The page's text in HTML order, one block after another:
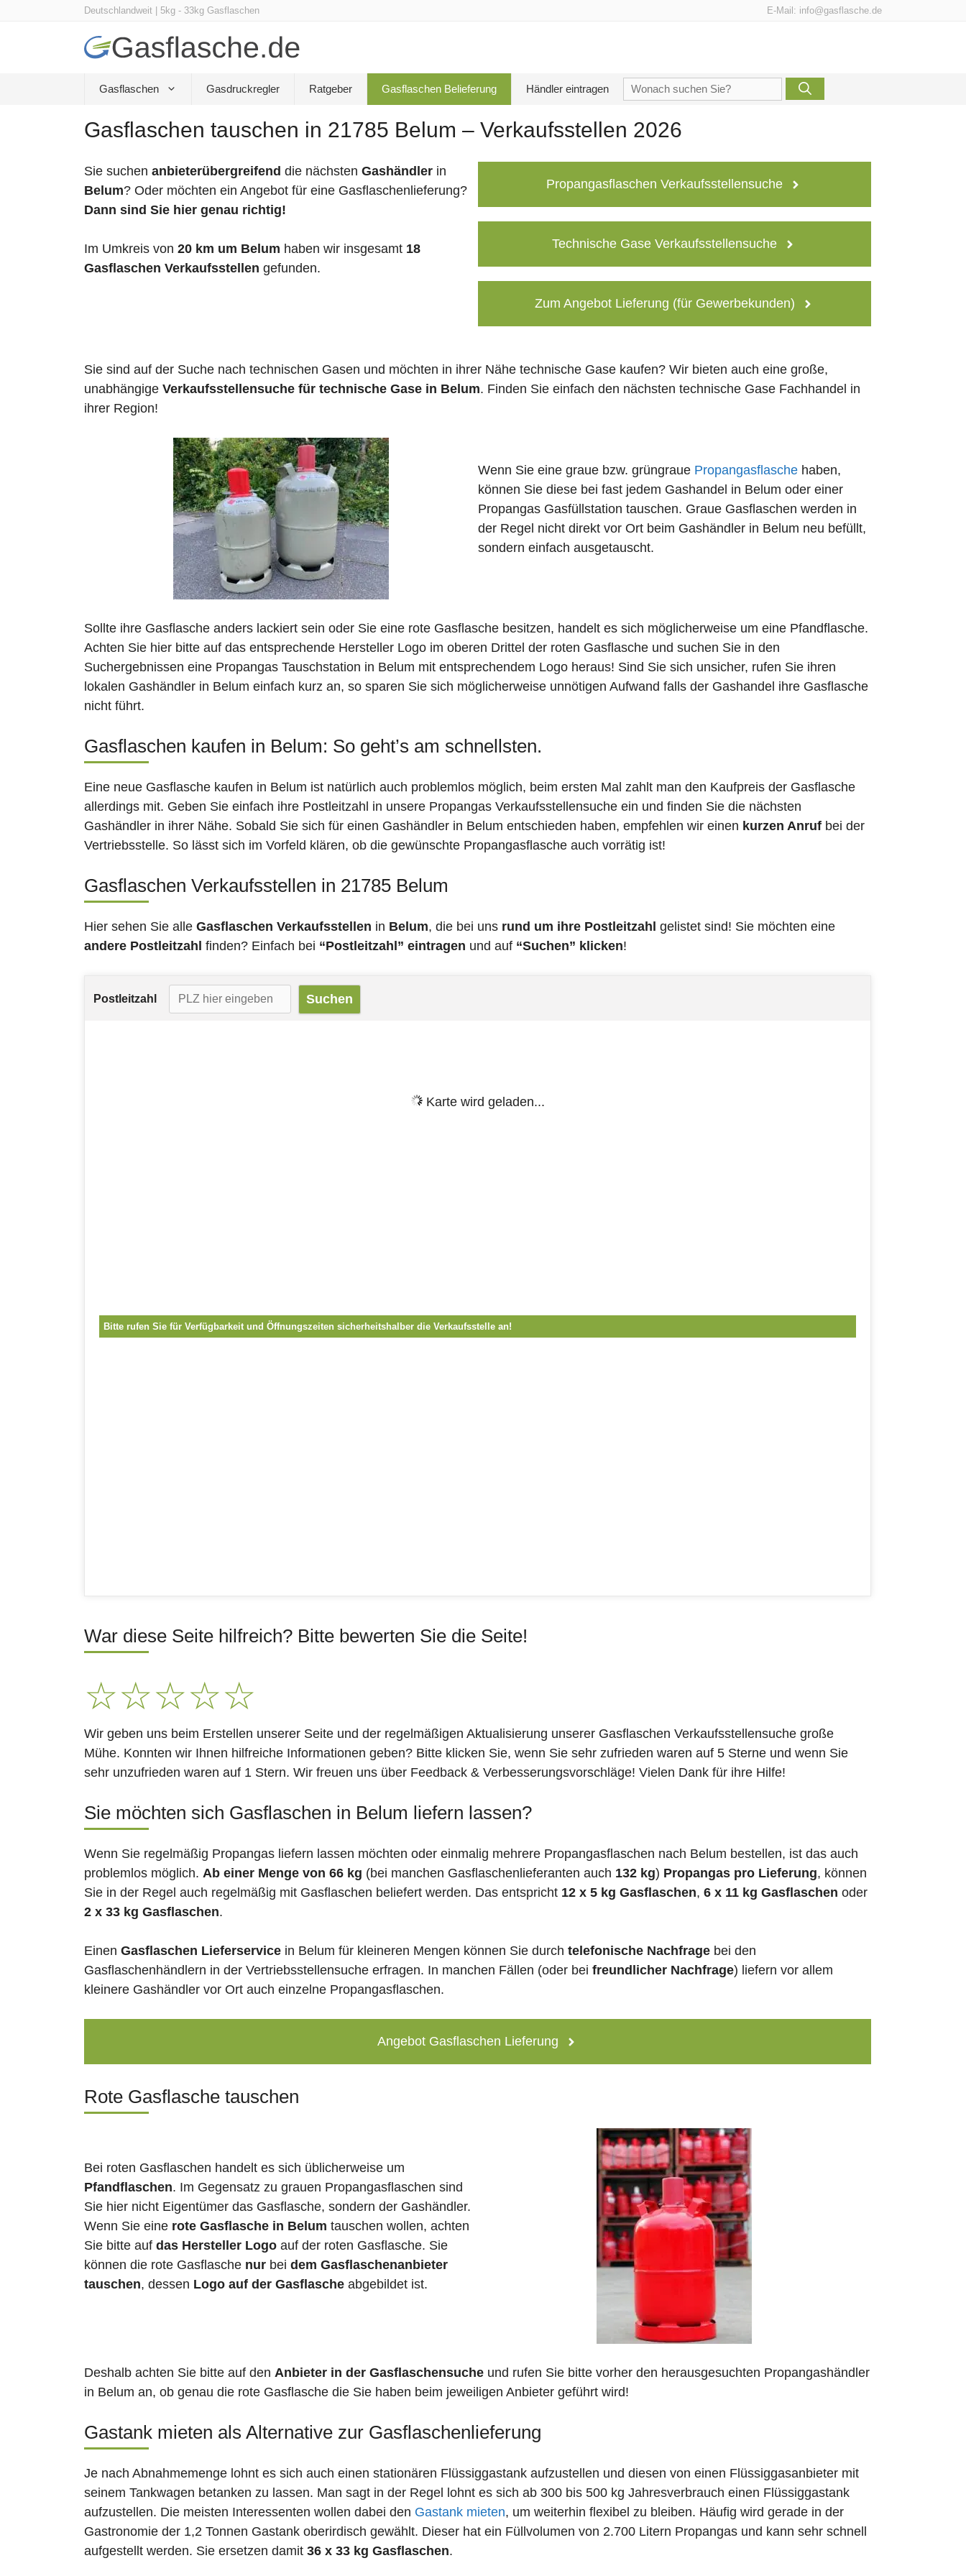
E-Mail: info@gasflasche.de
Deutschlandweit | 5kg - 33kg Gasflaschen
Gasflaschen Gasdruckregler Ratgeber Gasflaschen Belieferung Händler eintragen
Suche
Gasflaschen tauschen in 21785 Belum – Verkaufsstellen 2026
Sie suchen anbieterübergreifend die nächsten Gashändler in
Belum? Oder möchten ein Angebot für eine Gasflaschenlieferung?
Dann sind Sie hier genau richtig!
Im Umkreis von 20 km um Belum haben wir insgesamt 18
Gasflaschen Verkaufsstellen gefunden.
Propangasflaschen Verkaufsstellensuche
Technische Gase Verkaufsstellensuche
Zum Angebot Lieferung (für Gewerbekunden)
Sie sind auf der Suche nach technischen Gasen und möchten in ihrer Nähe technische Gase kaufen? Wir bieten auch eine große,
unabhängige Verkaufsstellensuche für technische Gase in Belum. Finden Sie einfach den nächsten technische Gase Fachhandel in
ihrer Region!
Wenn Sie eine graue bzw. grüngraue Propangasflaschehaben,
können Sie diese bei fast jedem Gashandel in Belum oder einer
Propangas Gasfüllstation tauschen. Graue Gasflaschen werden in
der Regel nicht direkt vor Ort beim Gashändler in Belum neu befüllt,
sondern einfach ausgetauscht.
Sollte ihre Gasflasche anders lackiert sein oder Sie eine rote Gasflasche besitzen, handelt es sich möglicherweise um eine Pfandflasche.
Achten Sie hier bitte auf das entsprechende Hersteller Logo im oberen Drittel der roten Gasflasche und suchen Sie in den
Suchergebnissen eine Propangas Tauschstation in Belum mit entsprechendem Logo heraus! Sind Sie sich unsicher, rufen Sie ihren
lokalen Gashändler in Belum einfach kurz an, so sparen Sie sich möglicherweise unnötigen Aufwand falls der Gashandel ihre Gasflasche
nicht führt.
Gasflaschen kaufen in Belum: So geht’s am schnellsten.
Eine neue Gasflasche kaufen in Belum ist natürlich auch problemlos möglich, beim ersten Mal zahlt man den Kaufpreis der Gasflasche
allerdings mit. Geben Sie einfach ihre Postleitzahl in unsere Propangas Verkaufsstellensuche ein und finden Sie die nächsten
Gashändler in ihrer Nähe. Sobald Sie sich für einen Gashändler in Belum entschieden haben, empfehlen wir einen kurzen Anruf bei der
Vertriebsstelle. So lässt sich im Vorfeld klären, ob die gewünschte Propangasflasche auch vorrätig ist!
Gasflaschen Verkaufsstellen in 21785 Belum
Hier sehen Sie alle Gasflaschen Verkaufsstellen in Belum, die bei uns rund um ihre Postleitzahl gelistet sind! Sie möchten eine
andere Postleitzahl finden? Einfach bei “Postleitzahl” eintragen und auf “Suchen” klicken!
Postleitzahl
Karte wird geladen...
Bitte rufen Sie für Verfügbarkeit und Öffnungszeiten sicherheitshalber die Verkaufsstelle an!
War diese Seite hilfreich? Bitte bewerten Sie die Seite!
☆☆☆☆☆
Wir geben uns beim Erstellen unserer Seite und der regelmäßigen Aktualisierung unserer Gasflaschen Verkaufsstellensuche große
Mühe. Konnten wir Ihnen hilfreiche Informationen geben? Bitte klicken Sie, wenn Sie sehr zufrieden waren auf 5 Sterne und wenn Sie
sehr unzufrieden waren auf 1 Stern. Wir freuen uns über Feedback & Verbesserungsvorschläge! Vielen Dank für ihre Hilfe!
Sie möchten sich Gasflaschen in Belum liefern lassen?
Wenn Sie regelmäßig Propangas liefern lassen möchten oder einmalig mehrere Propangasflaschen nach Belum bestellen, ist das auch
problemlos möglich. Ab einer Menge von 66 kg (bei manchen Gasflaschenlieferanten auch 132 kg) Propangas pro Lieferung, können
Sie in der Regel auch regelmäßig mit Gasflaschen beliefert werden. Das entspricht 12 x 5 kg Gasflaschen, 6 x 11 kg Gasflaschen oder
2 x 33 kg Gasflaschen.
Einen Gasflaschen Lieferservice in Belum für kleineren Mengen können Sie durch telefonische Nachfrage bei den
Gasflaschenhändlern in der Vertriebsstellensuche erfragen. In manchen Fällen (oder bei freundlicher Nachfrage) liefern vor allem
kleinere Gashändler vor Ort auch einzelne Propangasflaschen.
Angebot Gasflaschen Lieferung
Rote Gasflasche tauschen
Bei roten Gasflaschen handelt es sich üblicherweise um
Pfandflaschen. Im Gegensatz zu grauen Propangasflaschen sind
Sie hier nicht Eigentümer das Gasflasche, sondern der Gashändler.
Wenn Sie eine rote Gasflasche in Belum tauschen wollen, achten
Sie bitte auf das Hersteller Logo auf der roten Gasflasche. Sie
können die rote Gasflasche nur bei dem Gasflaschenanbieter
tauschen, dessen Logo auf der Gasflasche abgebildet ist.
Deshalb achten Sie bitte auf den Anbieter in der Gasflaschensuche und rufen Sie bitte vorher den herausgesuchten Propangashändler
in Belum an, ob genau die rote Gasflasche die Sie haben beim jeweiligen Anbieter geführt wird!
Gastank mieten als Alternative zur Gasflaschenlieferung
Je nach Abnahmemenge lohnt es sich auch einen stationären Flüssiggastank aufzustellen und diesen von einen Flüssiggasanbieter mit
seinem Tankwagen betanken zu lassen. Man sagt in der Regel lohnt es sich ab 300 bis 500 kg Jahresverbrauch einen Flüssiggastank
aufzustellen. Die meisten Interessenten wollen dabei den Gastank mieten, um weiterhin flexibel zu bleiben. Häufig wird gerade in der
Gastronomie der 1,2 Tonnen Gastank oberirdisch gewählt. Dieser hat ein Füllvolumen von 2.700 Litern Propangas und kann sehr schnell
aufgestellt werden. Sie ersetzen damit 36 x 33 kg Gasflaschen.